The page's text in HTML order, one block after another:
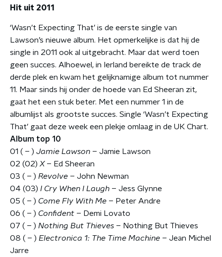
Hit uit 2011
‘Wasn’t Expecting That’ is de eerste single van
Lawson’s nieuwe album. Het opmerkelijke is dat hij de
single in 2011 ook al uitgebracht. Maar dat werd toen
geen succes. Alhoewel, in Ierland bereikte de track de
derde plek en kwam het gelijknamige album tot nummer
11. Maar sinds hij onder de hoede van Ed Sheeran zit,
gaat het een stuk beter. Met een nummer 1 in de
albumlijst als grootste succes. Single ‘Wasn’t Expecting
That’ gaat deze week een plekje omlaag in de UK Chart.
Album top 10
01 ( – ) Jamie Lawson – Jamie Lawson
02 (02) X– Ed Sheeran
03 ( – ) Revolve – John Newman
04 (03) I Cry When I Laugh – Jess Glynne
05 ( – ) Come Fly With Me – Peter Andre
06 ( – ) Confident – Demi Lovato
07 ( – ) Nothing But Thieves – Nothing But Thieves
08 ( – ) Electronica 1: The Time Machine – Jean Michel
Jarre